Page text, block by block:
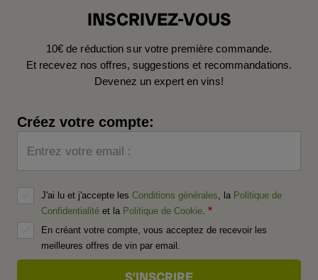
INSCRIVEZ-VOUS
10€ de réduction sur votre première commande.
Et recevez nos offres, suggestions et recommandations.
Devenez un expert en vins!
Créez votre compte:
Entrez votre email :
J'ai lu et j'accepte les Conditions générales , la Politique de
Confidentialité et la Politique de Cookie
En créant votre compte, vous acceptez de recevoir les
meilleures offres de vin par email.